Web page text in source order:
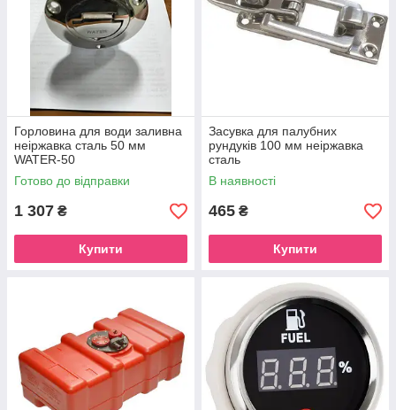
Горловина для води заливна
неіржавка сталь 50 мм
WATER-50
Готово до відправки
1 307 ₴
Купити
Засувка для палубних
рундуків 100 мм неіржавка
сталь
В наявності
465 ₴
Купити